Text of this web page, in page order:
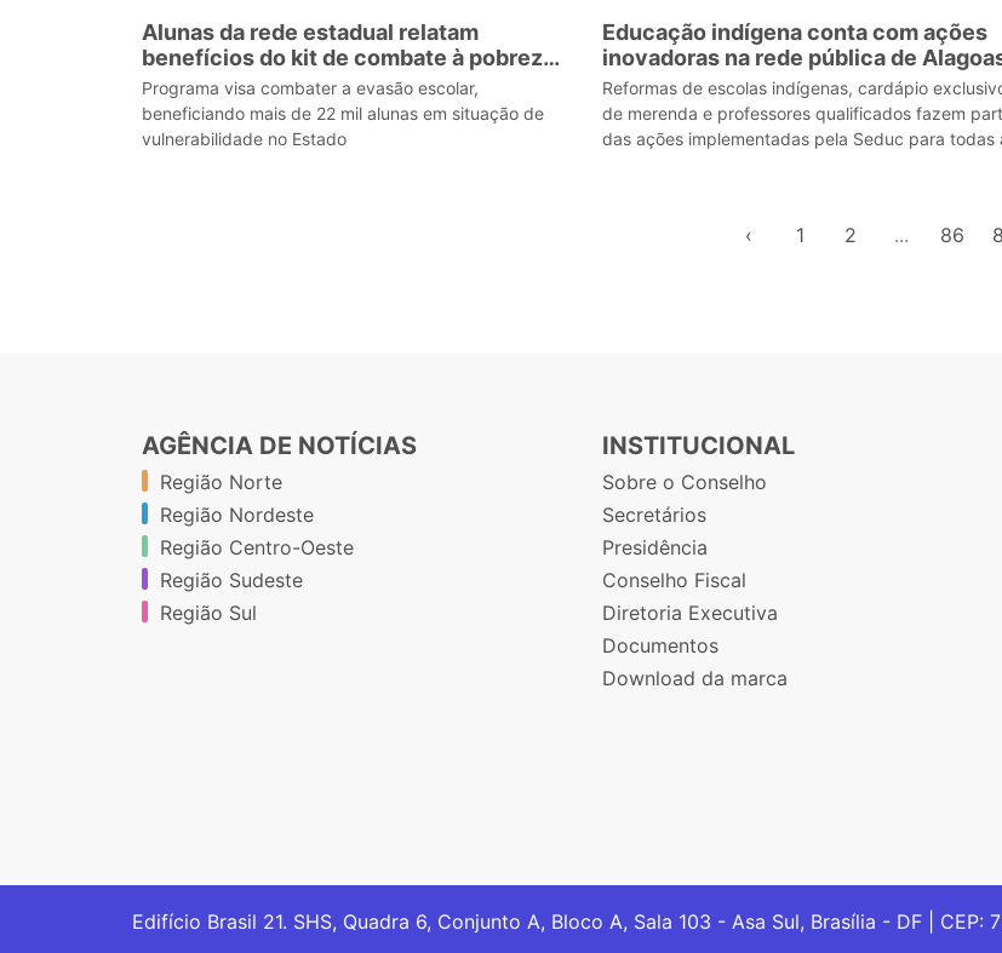
Alunas da rede estadual relatam
benefícios do kit de combate à pobreza
menstrual
Programa visa combater a evasão escolar,
beneficiando mais de 22 mil alunas em situação de
vulnerabilidade no Estado
Educação indígena conta com ações
inovadoras na rede pública de
Reformas de escolas indígenas, cardápio
de merenda e professores qualificados fazem
das ações implementadas pela Seduc para todas
‹ 1 2 ... 86
AGÊNCIA DE NOTÍCIAS
Região Norte
Região Nordeste
Região Centro-Oeste
Região Sudeste
Região Sul
INSTITUCIONAL
Sobre o Conselho
Secretários
Presidência
Conselho Fiscal
Diretoria Executiva
Documentos
Download da marca
Edifício Brasil 21. SHS, Quadra 6, Conjunto A, Bloco A, Sala 103 - Asa Sul, Brasília - DF | CEP: